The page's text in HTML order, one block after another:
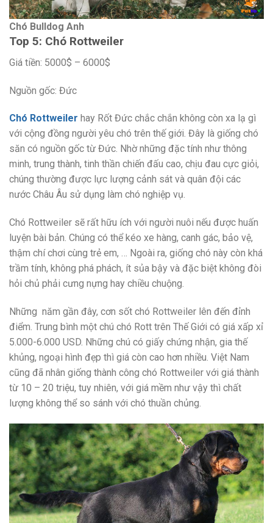
Chó Bulldog Anh
Top 5: Chó Rottweiler
Giá tiền: 5000$ – 6000$
Nguồn gốc: Đức
Chó Rottweiler hay Rốt Đức chắc chắn không còn xa lạ gì
với cộng đồng người yêu chó trên thế giới. Đây là giống chó
săn có nguồn gốc từ Đức. Nhờ những đặc tính như thông
minh, trung thành, tinh thần chiến đấu cao, chịu đau cực giỏi,
chúng thường được lực lượng cảnh sát và quân đội các
nước Châu Âu sử dụng làm chó nghiệp vụ.
Chó Rottweiler sẽ rất hữu ích với người nuôi nếu được huấn
luyện bài bản. Chúng có thể kéo xe hàng, canh gác, bảo vệ,
thậm chí chơi cùng trẻ em, … Ngoài ra, giống chó này còn khá
trầm tính, không phá phách, ít sủa bậy và đặc biệt không đòi
hỏi chủ phải cưng nựng hay chiều chuộng.
Những năm gần đây, cơn sốt chó Rottweiler lên đến đỉnh
điểm. Trung bình một chú chó Rott trên Thế Giới có giá xấp xỉ
5.000-6.000 USD. Những chú có giấy chứng nhận, gia thế
khủng, ngoại hình đẹp thì giá còn cao hơn nhiều. Việt Nam
cũng đã nhân giống thành công chó Rottweiler với giá thành
từ 10 – 20 triệu, tuy nhiên, với giá mềm như vậy thì chất
lượng không thể so sánh với chó thuần chủng.